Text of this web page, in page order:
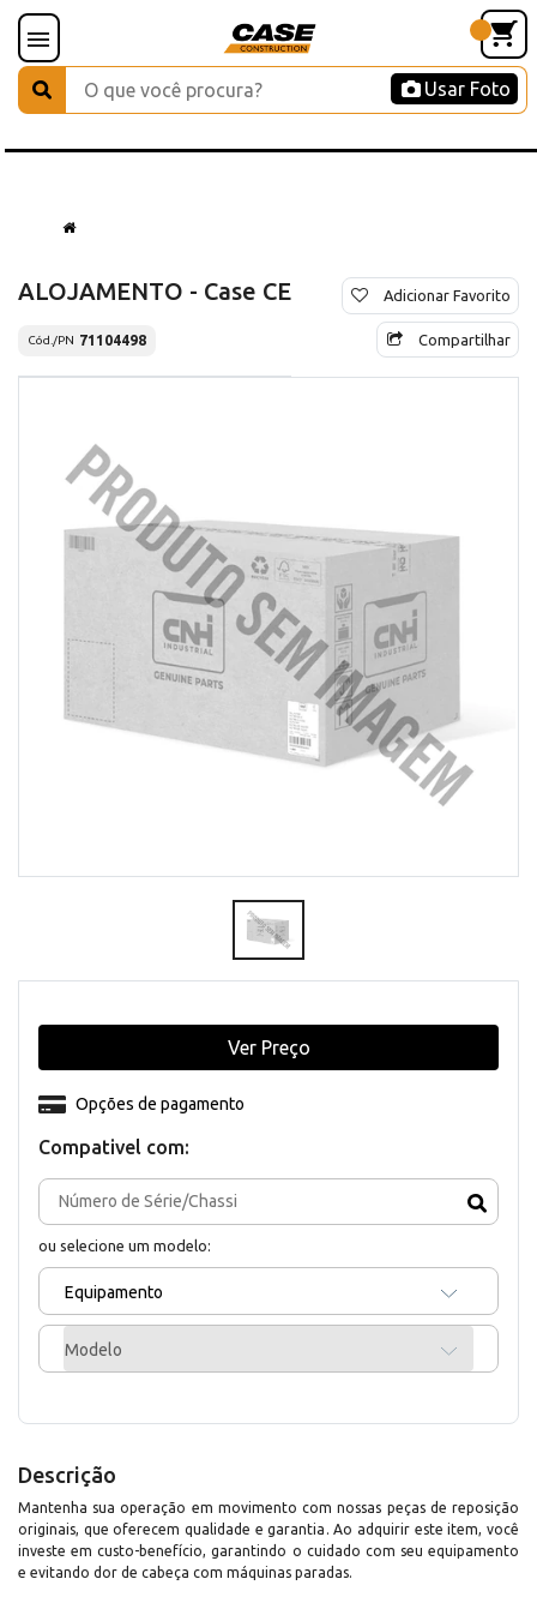
Usar Foto
ALOJAMENTO - Case CE
Cód./PN 71104498
Adicionar Favorito
Compartilhar
Compativel com:
ou selecione um modelo:
Equipamento
Modelo
Opções de pagamento
Ver Preço
Descrição
Mantenha sua operação em movimento com nossas peças de reposição
originais, que oferecem qualidade e garantia. Ao adquirir este item, você
investe em custo-benefício, garantindo o cuidado com seu equipamento
e evitando dor de cabeça com máquinas paradas.